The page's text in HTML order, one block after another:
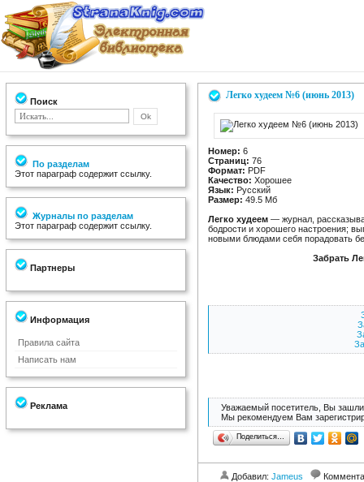
Поиск
По разделам
Этот параграф содержит ссылку.
Журналы по разделам
Этот параграф содержит ссылку.
Партнеры
Информация
Правила сайта
Написать нам
Реклама
Легко худеем №6 (июнь 2013)
Номер: 6
Страниц: 76
Формат: PDF
Качество: Хорошее
Язык: Русский
Размер: 49.5 Мб
Легко худеем — журнал,
бодрости и хорошего настроения;
новыми блюдами себя порадовать
Забрать
Уважаемый посетитель, Вы зашли
Мы рекомендуем Вам
Поделиться…
Добавил: Jameus